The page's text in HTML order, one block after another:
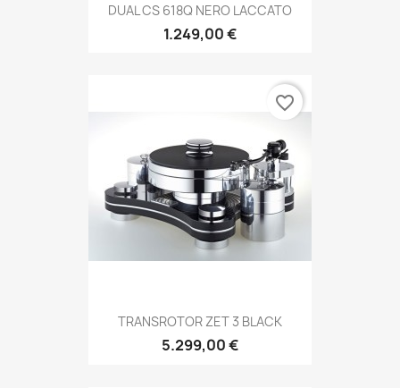
DUAL CS 618Q NERO LACCATO
1.249,00 €
TRANSROTOR ZET 3 BLACK
5.299,00 €
favorite_border